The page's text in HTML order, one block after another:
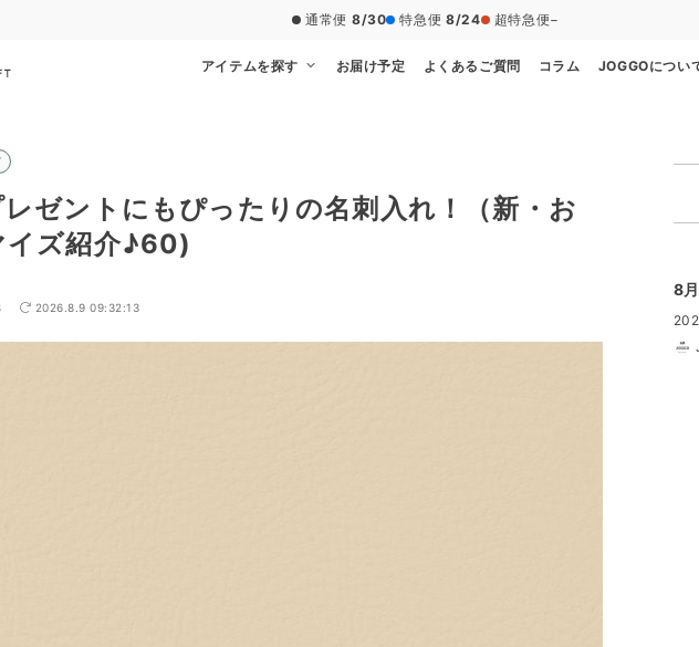
通常便 8/30 特急便 8/24 超特急便−
アイテムを探す お届け予定 よくあるご質問 コラム JOGGOについ
ゼントにもぴったりの名刺入れ！（新・お
イズ紹介♪60)
2026.8.9 09:32:13
8